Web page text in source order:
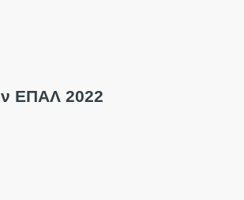
ΕΠΑΛ 2022